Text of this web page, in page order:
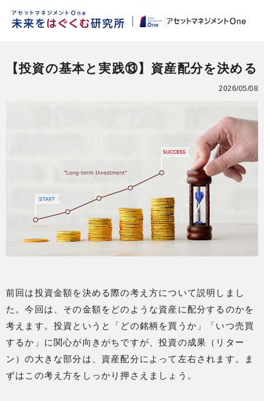
【投資の基本と実践⑬】資産配分を決める
2026/05/08
前回は投資金額を決める際の考え方について説明しまし
た。今回は、その金額をどのような資産に配分するのかを
考えます。投資というと「どの銘柄を買うか」「いつ売買
するか」に関心が向きがちですが、投資の成果（リター
ン）の大きな部分は、資産配分によって左右されます。ま
ずはこの考え方をしっかり押さえましょう。